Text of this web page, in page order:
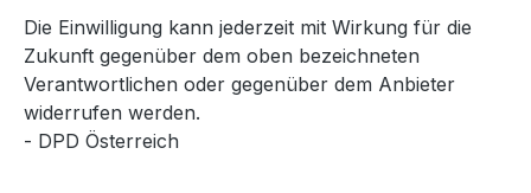
Die Einwilligung kann jederzeit mit Wirkung für die
Zukunft gegenüber dem oben bezeichneten
Verantwortlichen oder gegenüber dem Anbieter
widerrufen werden.
- DPD Österreich